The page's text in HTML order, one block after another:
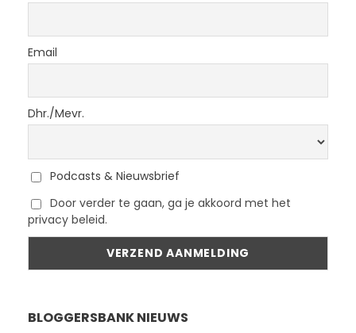
Email
Dhr./Mevr.
Podcasts & Nieuwsbrief
Door verder te gaan, ga je akkoord met het
privacy beleid.
BLOGGERSBANK NIEUWS